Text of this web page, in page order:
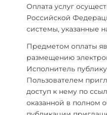
Оплата услуг
Российской
системы, указанные
Предметом оплаты
размещению
Исполнитель
Пользователем
доступ к нему по
оказанной в полном